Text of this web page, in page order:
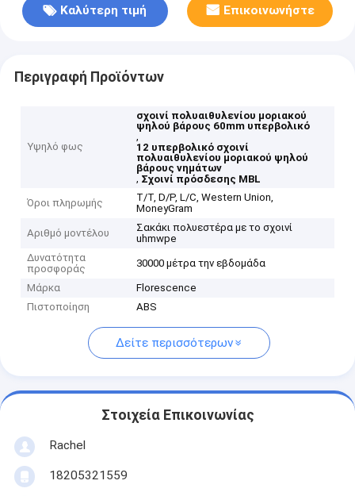
Καλύτερη τιμή Επικοινωνήστε
Περιγραφή Προϊόντων
Υψηλό φως
σχοινί πολυαιθυλενίου μοριακού
ψηλού βάρους 60mm υπερβολικό
,
12 υπερβολικό σχοινί
πολυαιθυλενίου μοριακού ψηλού
βάρους νημάτων
, Σχοινί πρόσδεσης MBL
Όροι πληρωμής
T/T, D/P, L/C, Western Union,
MoneyGram
Αριθμό μοντέλου
Σακάκι πολυεστέρα με το σχοινί
uhmwpe
Δυνατότητα
προσφοράς
30000 μέτρα την εβδομάδα
Μάρκα
Florescence
Πιστοποίηση
ABS
Δείτε περισσότερων
Στοιχεία Επικοινωνίας
Rachel
18205321559